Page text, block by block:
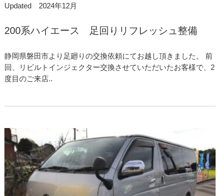
Updated 2024年12月
200系ハイエース 足回りリフレッシュ整備
静岡県磐田市より足廻りの交換依頼にてお越し頂きました。 前
回、リビルトインジェクター交換させていただいたお客様で、2
度目のご来店..